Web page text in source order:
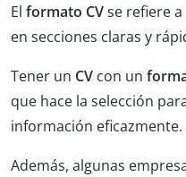
El formato CVse refiere
en secciones claras y
Tener un CV con un
que hace la selección
información eficazmente.
Además, algunas